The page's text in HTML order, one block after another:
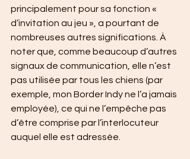
principalement pour sa fonction «
d’invitation au jeu », a pourtant de
nombreuses autres significations. À
noter que, comme beaucoup d’autres
signaux de communication, elle n’est
pas utilisée par tous les chiens (par
exemple, mon Border Indy ne l’a jamais
employée), ce qui ne l’empêche pas
d’être comprise par l’interlocuteur
auquel elle est adressée.